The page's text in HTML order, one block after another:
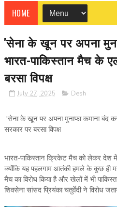
HOME
'सेना के खून पर अपना
भारत-पाकिस्तान मैच के
बरसा विपक्ष
July 27, 2025 Desh
'सेना के खून पर अपना मुनाफा कमाना बंद
सरकार पर बरसा विपक्ष
भारत-पाकिस्तान क्रिकेट मैच को लेकर देश में
क्योंकि यह पहलगाम आतंकी हमले के कुछ ही
मैच का विरोध किया है और खेलों में भी
शिवसेना सांसद प्रियंका चतुर्वेदी ने विरोध